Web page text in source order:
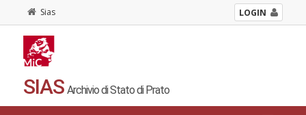
Sias LOGIN
SIAS Archivio di Stato di Prato